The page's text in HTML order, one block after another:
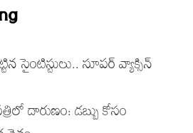
సైంటిస్టులు.. సూపర్ వ్యాక్సిన్
దారుణం: డబ్బు కోసం